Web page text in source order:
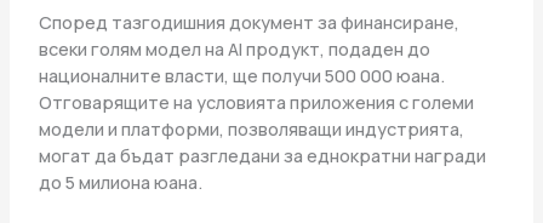
Според тазгодишния документ за финансиране,
всеки голям модел на AI продукт, подаден до
националните власти, ще получи 500 000 юана.
Отговарящите на условията приложения с големи
модели и платформи, позволяващи индустрията,
могат да бъдат разгледани за еднократни награди
до 5 милиона юана.